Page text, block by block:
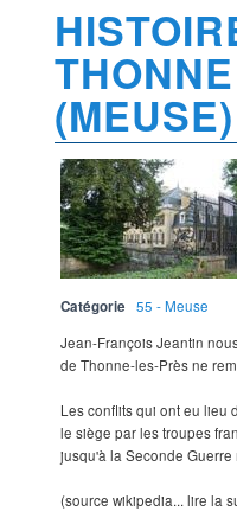
(MEUSE)
Catégorie
55 - Meuse
Jean-François Jeantin
de Thonne-les-Près ne
Les conflits qui ont eu lieu
le siège par les troupes
jusqu'à la Seconde Guerre
(source wikipedia... lire la